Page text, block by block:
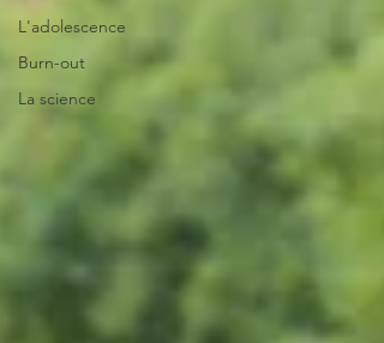
L'adolescence
Burn-out
La science